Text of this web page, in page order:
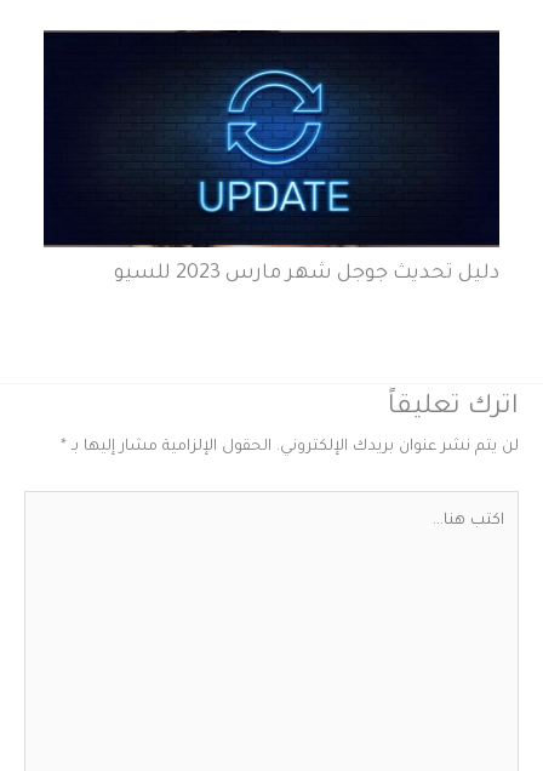
دليل تحديث جوجل شهر مارس 2023 للسيو
اترك تعليقاً
لن يتم نشر عنوان بريدك الإلكتروني. الحقول الإلزامية مشار إليها بـ *